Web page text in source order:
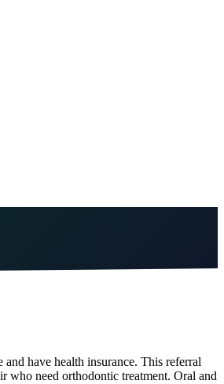
have health insurance. This referral
who need orthodontic treatment. Oral and